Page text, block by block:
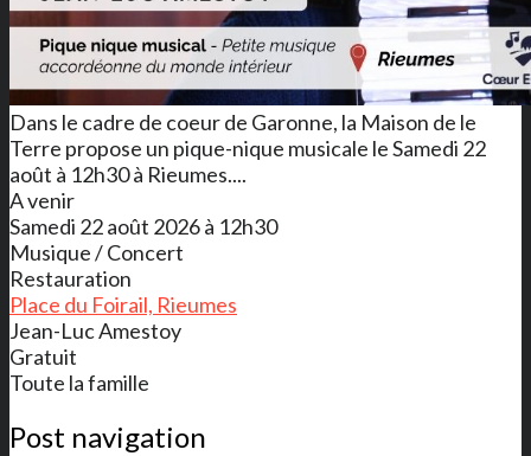
Dans le cadre de coeur de Garonne, la Maison de le
Terre propose un pique-nique musicale le Samedi 22
août à 12h30 à Rieumes....
A venir
Samedi 22 août 2026 à 12h30
Musique / Concert
Restauration
Place du Foirail, Rieumes
Jean-Luc Amestoy
Gratuit
Toute la famille
Post navigation